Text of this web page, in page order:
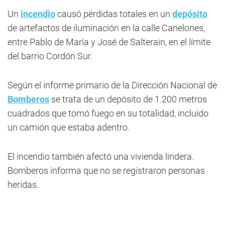
Un incendiocausó pérdidas totales en un depósito
de artefactos de iluminación en la calle Canelones,
entre Pablo de María y José de Salterain, en el límite
del barrio Cordón Sur.
Según el informe primario de la Dirección Nacional de
Bomberos se trata de un depósito de 1.200 metros
cuadrados que tomó fuego en su totalidad, incluido
un camión que estaba adentro.
El incendio también afectó una vivienda lindera.
Bomberos informa que no se registraron personas
heridas.